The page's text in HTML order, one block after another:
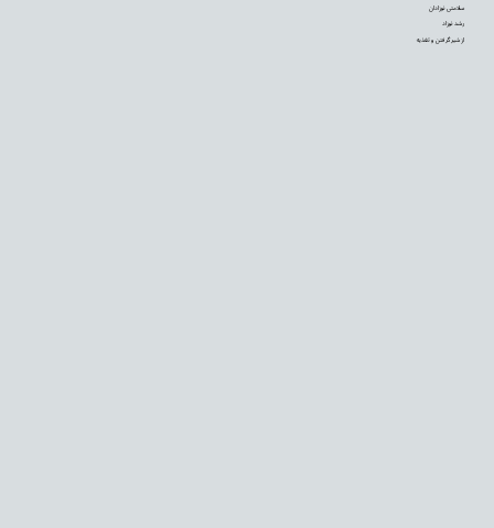
سلامتی نوزادان
رشد نوزاد
از شیر گرفتن و تغذیه